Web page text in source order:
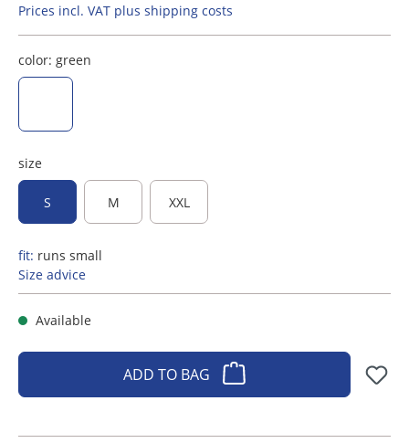
Prices incl. VAT plus shipping costs
color: green
size
S M XXL
fit: runs small
Size advice
Available
ADD TO BAG